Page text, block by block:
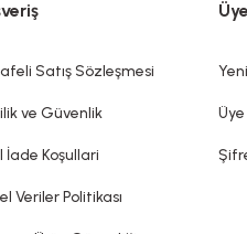
düzeltmek ve/veya korumak
sunduğu ürün etiketi,
Satış Sözleşmesi
ve Güvenlik
İade Koşullari
Veriler Politikası